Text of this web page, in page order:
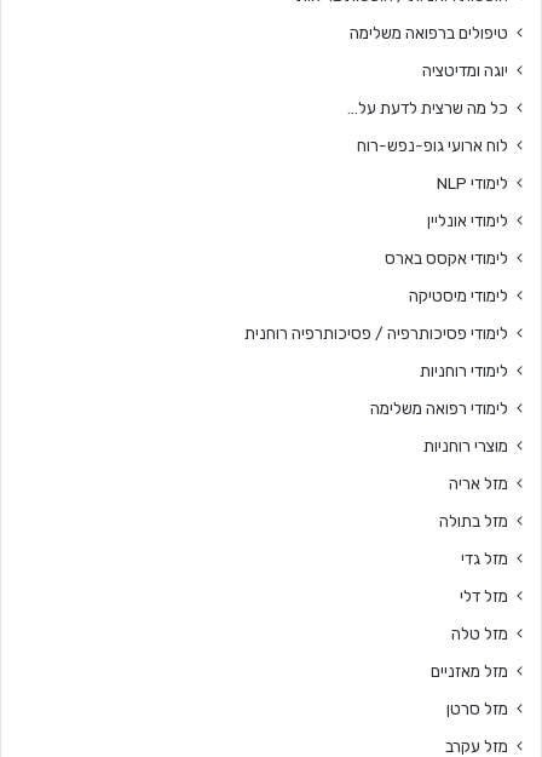
טיפולים ברפואה משלימה
יוגה ומדיטציה
כל מה שרצית לדעת על…
לוח ארועי גופ-נפש-רוח
לימודי NLP
לימודי אונליין
לימודי אקסס בארס
לימודי מיסטיקה
לימודי פסיכותרפיה / פסיכותרפיה רוחנית
לימודי רוחניות
לימודי רפואה משלימה
מוצרי רוחניות
מזל אריה
מזל בתולה
מזל גדי
מזל דלי
מזל טלה
מזל מאזניים
מזל סרטן
מזל עקרב